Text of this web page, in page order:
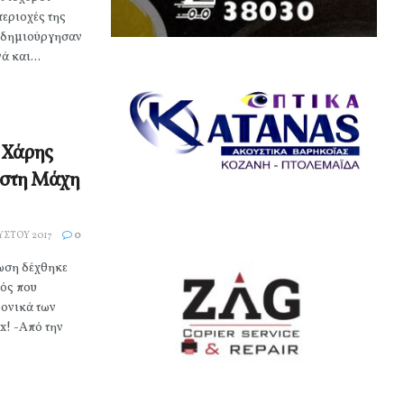
της
και...
Μάχη
2017 0
δέχθηκε
που
των
-Από την